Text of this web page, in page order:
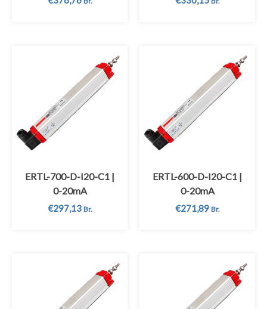
ERTL-700-D-I20-C1 |
0-20mA
€297,13 Br.
ERTL-600-D-I20-C1 |
0-20mA
€271,89 Br.